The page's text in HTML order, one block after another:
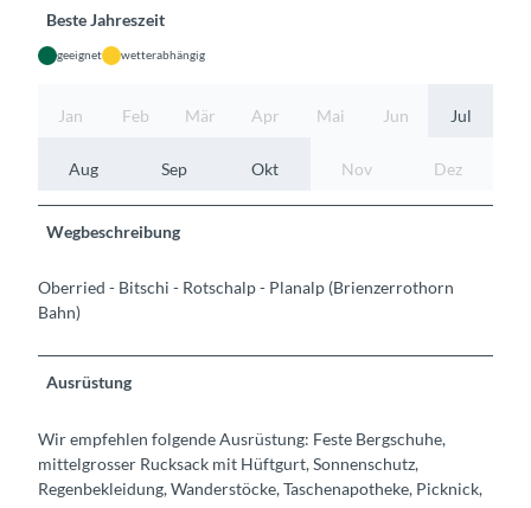
Beste Jahreszeit
geeignet wetterabhängig
Jan Feb Mär Apr Mai Jun Jul
Aug Sep Okt Nov Dez
Wegbeschreibung
Oberried - Bitschi - Rotschalp - Planalp (Brienzerrothorn
Bahn)
Ausrüstung
Wir empfehlen folgende Ausrüstung: Feste Bergschuhe,
mittelgrosser Rucksack mit Hüftgurt, Sonnenschutz,
Regenbekleidung, Wanderstöcke, Taschenapotheke, Picknick,